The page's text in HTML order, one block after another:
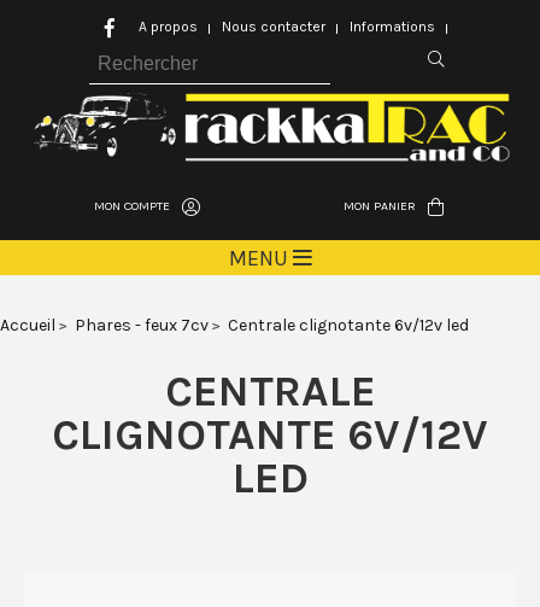
MON COMPTE MON PANIER
MENU
Accueil Phares - feux 7cv Centrale clignotante 6v/12v led
CENTRALE
CLIGNOTANTE 6V/12V
LED
A propos Nous contacter Informations